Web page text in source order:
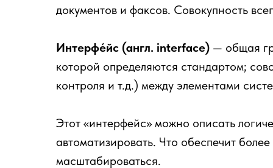
документов и факсов. Совокупность
Интерфе́йс (англ. interface) — общая
которой определяются стандартом;
контроля и т.д.) между элементами
Этот «интерфейс» можно описать
автоматизировать. Что обеспечит
масштабироваться.